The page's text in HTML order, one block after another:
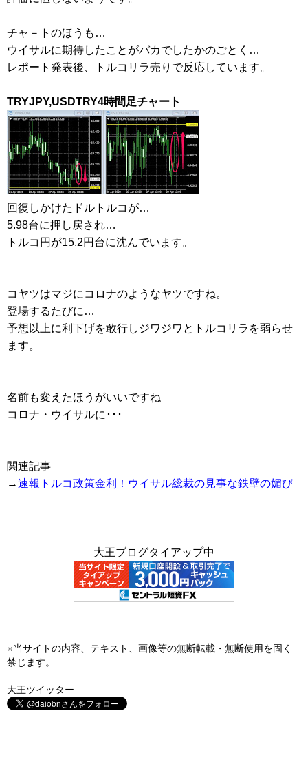
チャ－トのほうも…
ウイサルに期待したことがバカでしたかのごとく…
レポート発表後、トルコリラ売りで反応しています。
TRYJPY,USDTRY4時間足チャート
回復しかけたドルトルコが…
5.98台に押し戻され…
トルコ円が15.2円台に沈んでいます。
コヤツはマジにコロナのようなヤツですね。
登場するたびに…
予想以上に利下げを敢行しジワジワとトルコリラを弱らせ
ます。
名前も変えたほうがいいですね
コロナ・ウイサルに･･･
関連記事
→速報トルコ政策金利！ウイサル総裁の見事な鉄壁の媚び
大王ブログタイアップ中
※当サイトの内容、テキスト、画像等の無断転載・無断使用を固く
禁じます。
大王ツイッター